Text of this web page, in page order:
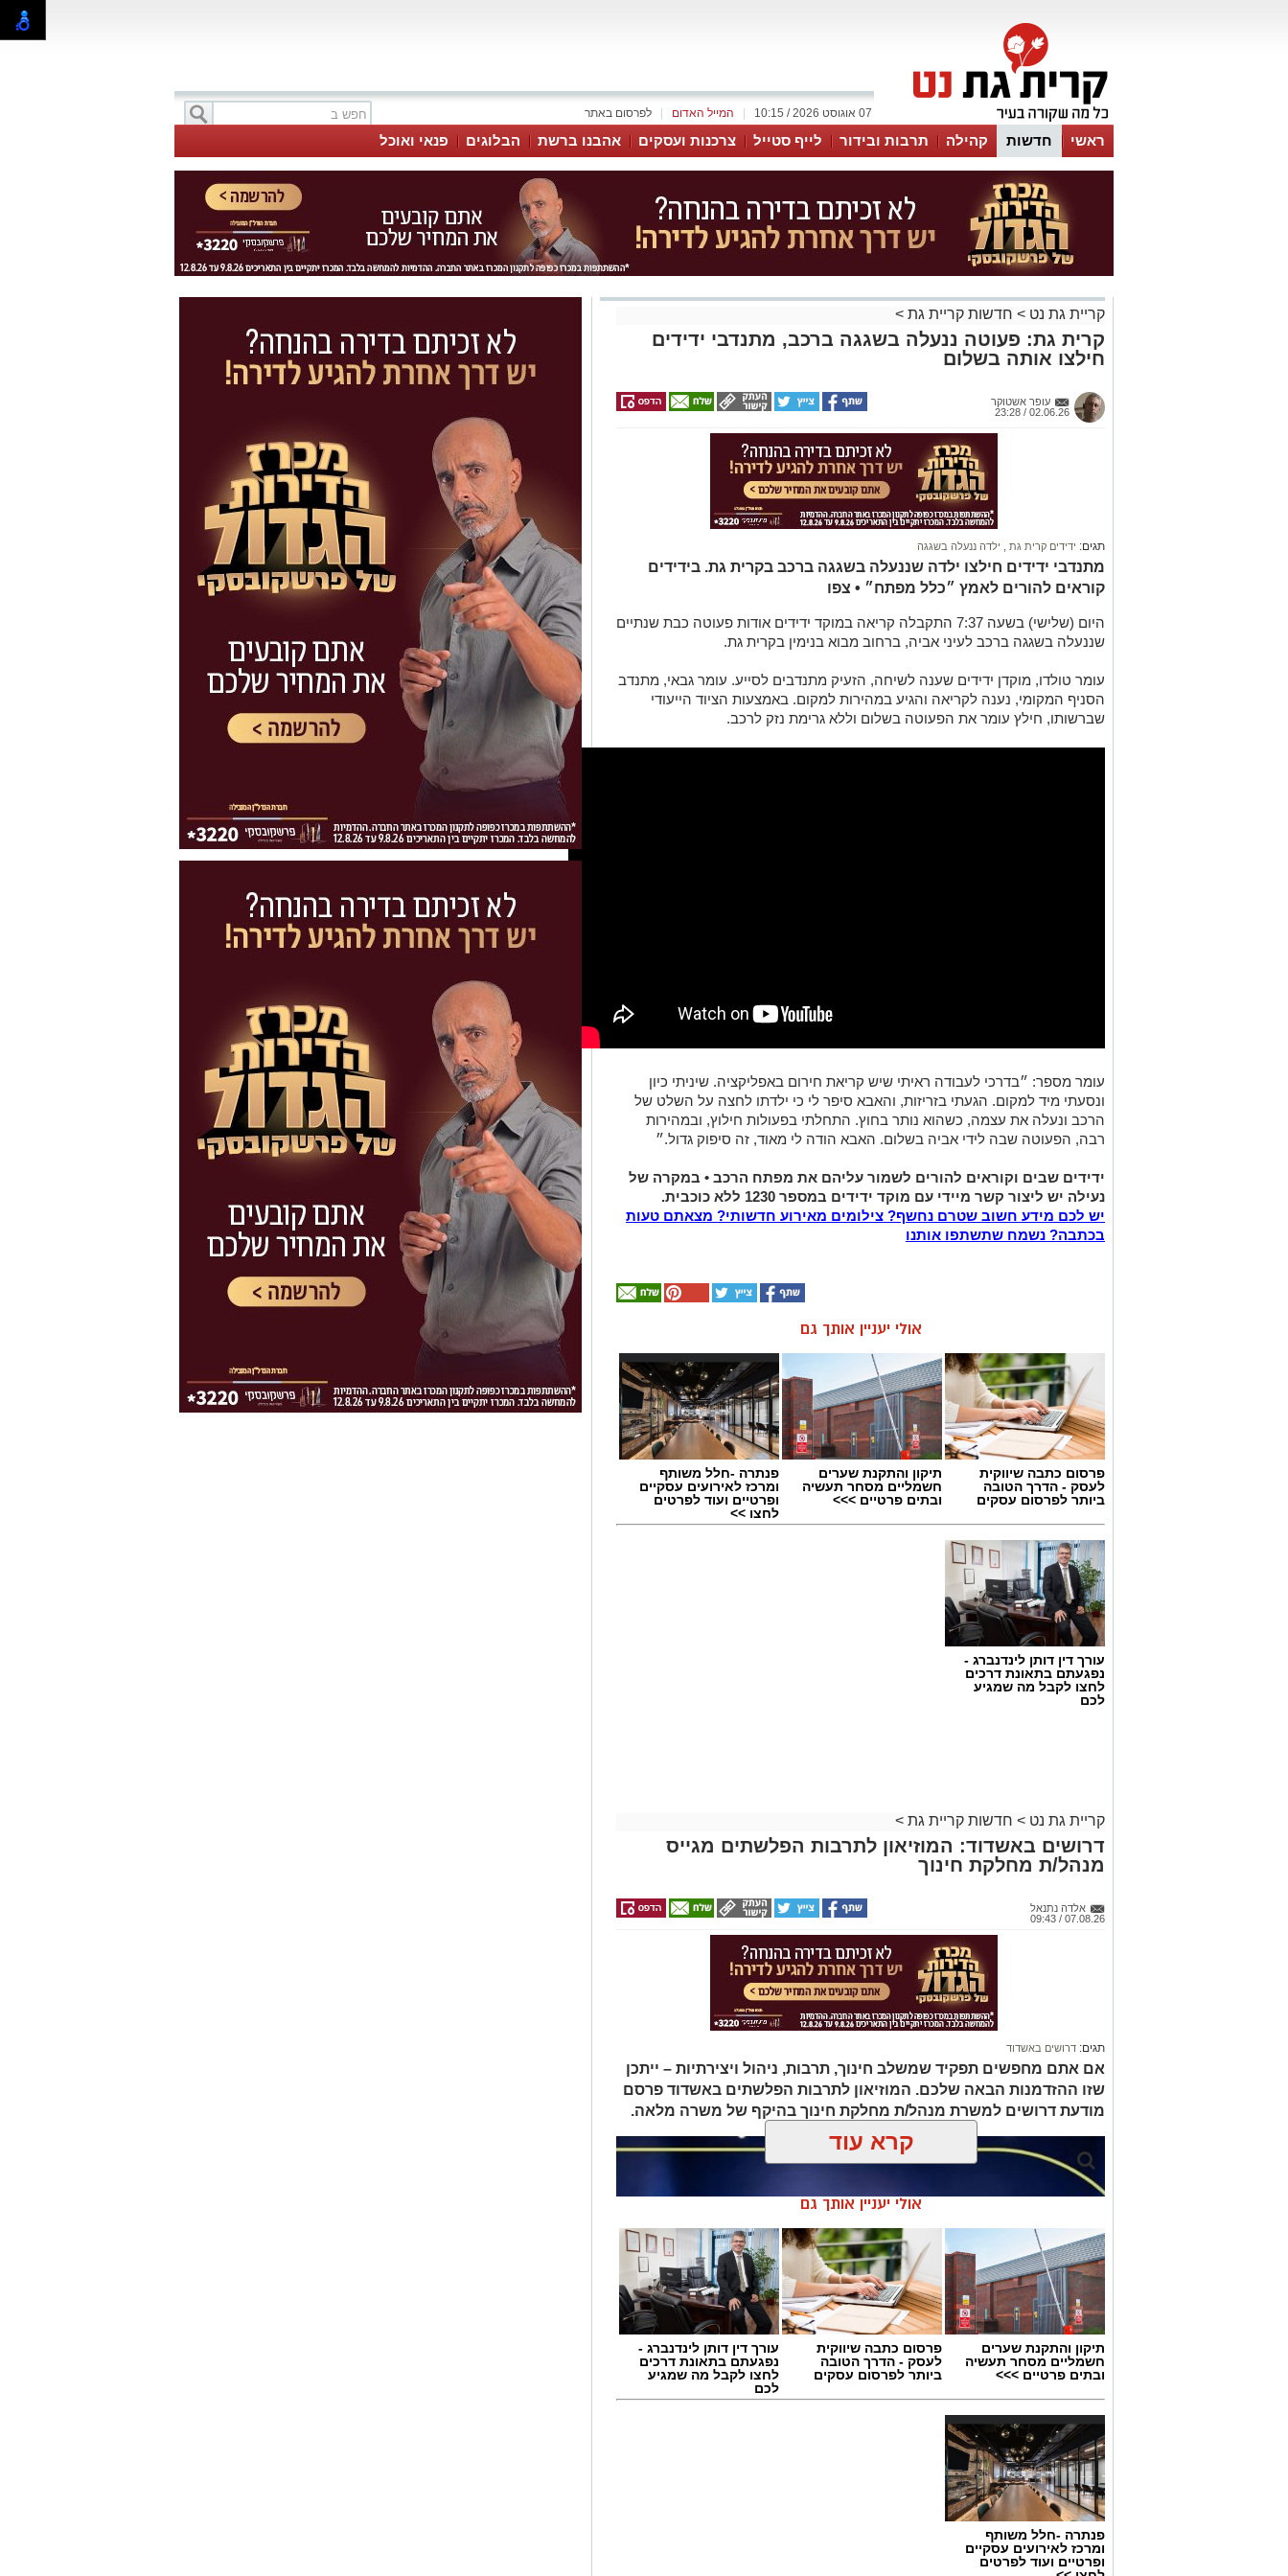
לפרסום באתר המייל האדום 07 אוגוסט 2026 / 10:15
ראשי חדשות קהילה תרבות ובידור לייף סטייל צרכנות ועסקים אהבנו ברשת הבלוגים פנאי ואוכל
קריית גת נט > חדשות קריית גת >
קרית גת: פעוטה ננעלה בשגגה ברכב, מתנדבי ידידים
חילצו אותה בשלום
עופר אשטוקר
02.06.26 / 23:28
תגים: ידידים קרית גת ילדה ננעלה בשגגה
מתנדבי ידידים חילצו ילדה שננעלה בשגגה ברכב בקרית גת. בידידים
קוראים להורים לאמץ ״כלל מפתח״ • צפו
היום (שלישי) בשעה 7:37 התקבלה קריאה במוקד ידידים אודות פעוטה כבת שנתיים
שננעלה בשגגה ברכב לעיני אביה, ברחוב מבוא בנימין בקרית גת.
עומר טולדו, מוקדן ידידים שענה לשיחה, הזעיק מתנדבים לסייע. עומר גבאי, מתנדב
הסניף המקומי, נענה לקריאה והגיע במהירות למקום. באמצעות הציוד הייעודי
שברשותו, חילץ עומר את הפעוטה בשלום וללא גרימת נזק לרכב.
עומר מספר: ״בדרכי לעבודה ראיתי שיש קריאת חירום באפליקציה. שיניתי כיון
ונסעתי מיד למקום. הגעתי בזריזות, והאבא סיפר לי כי ילדתו לחצה על השלט של
הרכב ונעלה את עצמה, כשהוא נותר בחוץ. התחלתי בפעולות חילוץ, ובמהירות
רבה, הפעוטה שבה לידי אביה בשלום. האבא הודה לי מאוד, זה סיפוק גדול.״
ידידים שבים וקוראים להורים לשמור עליהם את מפתח הרכב • במקרה של
נעילה יש ליצור קשר מיידי עם מוקד ידידים במספר 1230 ללא כוכבית.
יש לכם מידע חשוב שטרם נחשף? צילומים מאירוע חדשותי? מצאתם טעות
בכתבה? נשמח שתשתפו אותנו
אולי יעניין אותך גם
פרסום כתבה שיווקית
לעסק - הדרך הטובה
ביותר לפרסום עסקים
תיקון והתקנת שערים
חשמליים מסחר תעשיה
ובתים פרטיים >>>
פנתרה -חלל משותף
ומרכז לאירועים עסקיים
ופרטיים ועוד לפרטים
לחצו >>
עורך דין דותן לינדנברג -
נפגעתם בתאונת דרכים
לחצו לקבל מה שמגיע
לכם
קריית גת נט > חדשות קריית גת >
דרושים באשדוד: המוזיאון לתרבות הפלשתים מגייס
מנהל/ת מחלקת חינוך
אלדה נתנאל
07.08.26 / 09:43
תגים: דרושים באשדוד
אם אתם מחפשים תפקיד שמשלב חינוך, תרבות, ניהול ויצירתיות – ייתכן
שזו ההזדמנות הבאה שלכם. המוזיאון לתרבות הפלשתים באשדוד פרסם
מודעת דרושים למשרת מנהל/ת מחלקת חינוך בהיקף של משרה מלאה.
גיוס
במסגרת התפקיד יידרש המועמד להוביל את תחום החינוך וההדרכה במוזיאון, לנהל
ולהוביל צוות מקצועי, לפתח תוכניות חינוכיות, ליצור אירועי תוכן ופרויקטים ייחודיים
קרא עוד
אולי יעניין אותך גם
תיקון והתקנת שערים
חשמליים מסחר תעשיה
ובתים פרטיים >>>
פרסום כתבה שיווקית
לעסק - הדרך הטובה
ביותר לפרסום עסקים
עורך דין דותן לינדנברג -
נפגעתם בתאונת דרכים
לחצו לקבל מה שמגיע
לכם
פנתרה -חלל משותף
ומרכז לאירועים עסקיים
ופרטיים ועוד לפרטים